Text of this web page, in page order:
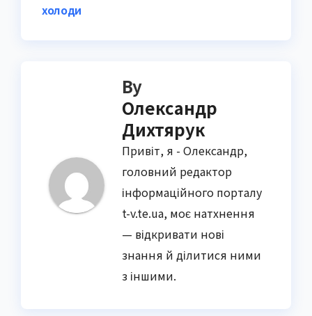
холоди
By
Олександр
Дихтярук
Привіт, я - Олександр,
головний редактор
інформаційного порталу
t-v.te.ua, моє натхнення
— відкривати нові
знання й ділитися ними
з іншими.